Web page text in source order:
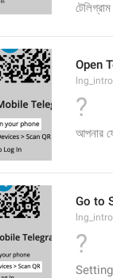
Open
?
আপনার
Go to
?